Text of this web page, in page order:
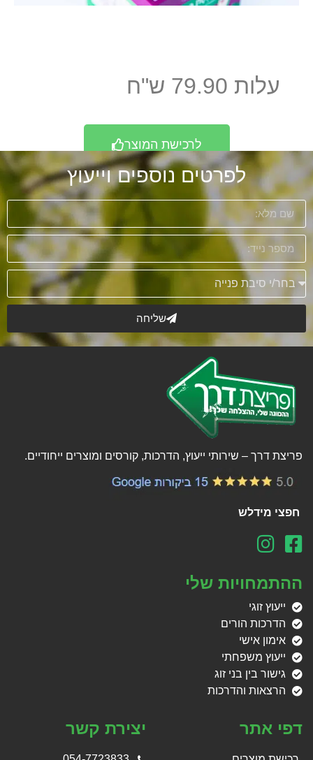
עלות 79.90 ש"ח
לרכישת המוצר
לפרטים נוספים וייעוץ
שליחה
פריצת דרך – שירותי ייעוץ, הדרכות, קורסים ומוצרים ייחודיים.
חפצי מידלש
ההתמחויות שלי
ייעוץ זוגי
הדרכות הורים
אימון אישי
ייעוץ משפחתי
גישור בין בני זוג
הרצאות והדרכות
דפי אתר יצירת קשר